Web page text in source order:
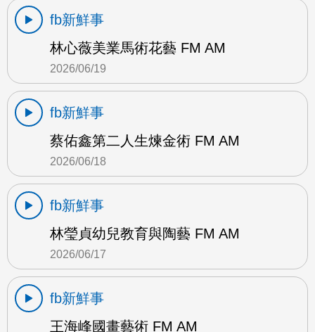
fb新鮮事
林心薇美業馬術花藝 FM AM
2026/06/19
fb新鮮事
蔡佑鑫第二人生煉金術 FM AM
2026/06/18
fb新鮮事
林瑩貞幼兒教育與陶藝 FM AM
2026/06/17
fb新鮮事
王海峰國畫藝術 FM AM